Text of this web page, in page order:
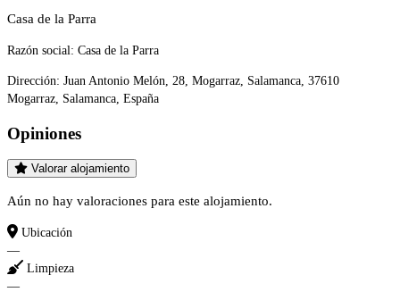
Casa de la Parra
Razón social: Casa de la Parra
Dirección: Juan Antonio Melón, 28, Mogarraz, Salamanca, 37610
Mogarraz, Salamanca, España
Opiniones
Valorar alojamiento
Aún no hay valoraciones para este alojamiento.
Ubicación
—
Limpieza
—